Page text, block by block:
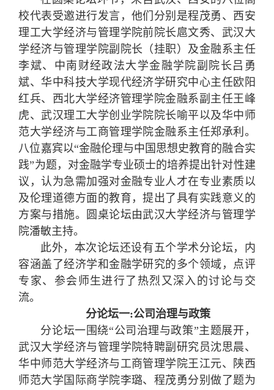
校代表受邀进行发言，他们分别是程茂勇、西安
理工大学经济与管理学院前院长扈文秀、武汉大
学经济与管理学院副院长（挂职）及金融系主任
李斌、中南财经政法大学金融学院副院长吕勇
斌、华中科技大学现代经济学研究中心主任欧阳
红兵、西北大学经济管理学院金融系副主任王峰
虎、武汉理工大学创业学院院长喻平以及华中师
范大学经济与工商管理学院金融系主任郑承利。
八位嘉宾以“金融伦理与中国思想史教育的融合实
践”为题，对金融学专业硕士的培养提出针对性建
议，认为急需加强对金融专业人才在专业素质以
及伦理道德方面的教育，提出了具有实践意义的
方案与措施。圆桌论坛由武汉大学经济与管理学
院潘敏主持。
此外，本次论坛还设有五个学术分论坛，内
容涵盖了经济学和金融学研究的多个领域，点评
专家、参会师生进行了热烈又深入的讨论与交
流。
分论坛一:公司治理与政策
分论坛一围绕“公司治理与政策”主题展开，
武汉大学经济与管理学院特聘副研究员沈思晨、
华中师范大学经济与工商管理学院王江元、陕西
师范大学国际商学院李璐、程茂勇分别做了题为